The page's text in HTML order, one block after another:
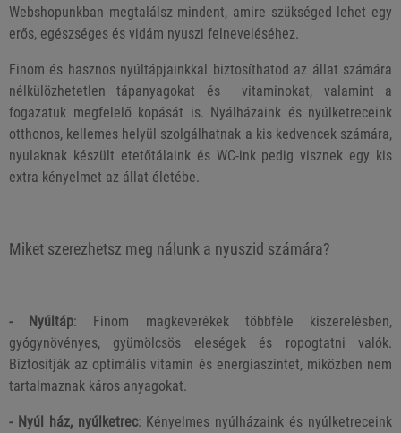
Webshopunkban megtalálsz mindent, amire szükséged lehet egy
erős, egészséges és vidám nyuszi felneveléséhez.
Finom és hasznos nyúltápjainkkal biztosíthatod az állat számára
nélkülözhetetlen tápanyagokat és vitaminokat, valamint a
fogazatuk megfelelő kopását is. Nyálházaink és nyúlketreceink
otthonos, kellemes helyül szolgálhatnak a kis kedvencek számára,
nyulaknak készült etetőtálaink és WC-ink pedig visznek egy kis
extra kényelmet az állat életébe.
Miket szerezhetsz meg nálunk a nyuszid számára?
- Nyúltáp: Finom magkeverékek többféle kiszerelésben,
gyógynövényes, gyümölcsös eleségek és ropogtatni valók.
Biztosítják az optimális vitamin és energiaszintet, miközben nem
tartalmaznak káros anyagokat.
- Nyúl ház, nyúlketrec: Kényelmes nyúlházaink és nyúlketreceink